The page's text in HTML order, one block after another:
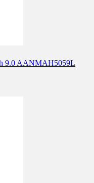
9.0 AANMAH5059L